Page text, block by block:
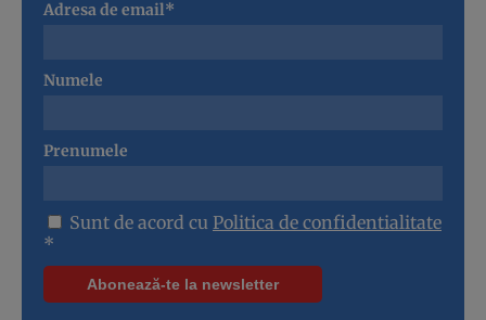
Adresa de email*
Numele
Prenumele
Sunt de acord cu Politica de confidentialitate
*